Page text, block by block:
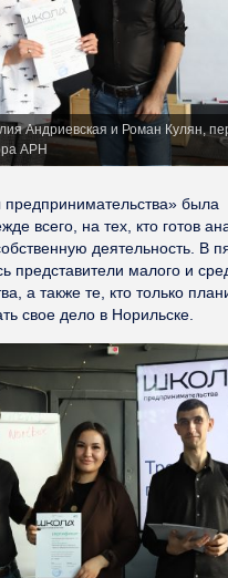
Андриевская и Роман Кулян,
АРН
была
всего, на тех, кто готов
деятельность. В
представители малого и
а также те, кто только
свое дело в Норильске.